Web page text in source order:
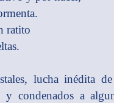
ratito
lucha inédita
condenados a